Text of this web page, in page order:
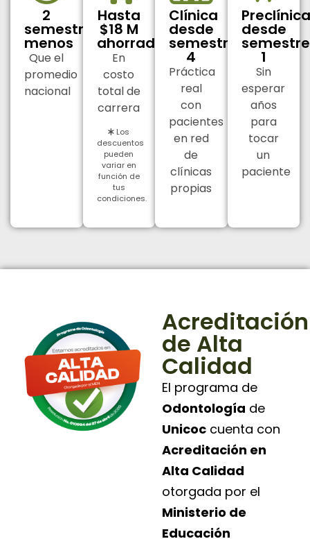
2
semestres
menos
Que el
promedio
nacional
Hasta
$18 M
ahorrados
En
costo
total de
carrera
Los
descuentos
pueden
variar en
función de
tus
condiciones.
Clínica
desde
semestre
4
Práctica
real
con
pacientes
en red
de
clínicas
propias
Preclínica
desde
semestre
1
Sin
esperar
años
para
tocar
un
paciente
Acreditación
de Alta
Calidad
El programa de
Odontología de
Unicoc cuenta con
Acreditación en
Alta Calidad
otorgada por el
Ministerio de
Educación